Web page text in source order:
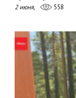
2 июня, 558